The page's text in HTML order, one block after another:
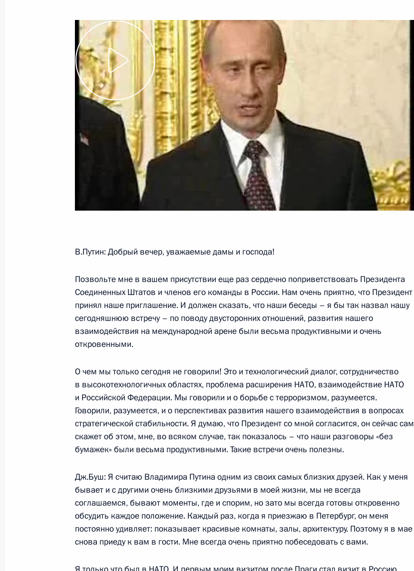
Показать следующие материалы
28 ноября 2002 года, четверг
Вступительное слово на встрече с представителями российских
ветеранских организаций
28 ноября 2002 года, 17:20 Москва, Кремль
27 ноября 2002 года, среда
Интервью китайскому информационному агентству Синьхуа
и Центральному телевидению КНР «Си-Си-Ти-Ви»
по вопросам обеспечения национальной безопасности
на Дальнем Востоке
27 ноября 2002 года, 00:03 Москва, Кремль
Александром Лукашенко
27 ноября 2002 года, 00:02 Москва, резиденция «Волынское»
Начало встречи с Президентом Белоруссии Александром
Лукашенко
26 ноября 2002 года, вторник
Начало встречи с Королем Иордании Абдаллой II
26 ноября 2002 года, 00:02 Москва, Кремль
В.Путин: Добрый вечер, уважаемые дамы и господа!
Позвольте мне в вашем присутствии еще раз сердечно поприветствовать Президента
Соединенных Штатов и членов его команды в России. Нам очень приятно, что Президент
принял наше приглашение. И должен сказать, что наши беседы – я бы так назвал нашу
сегодняшнюю встречу – по поводу двусторонних отношений, развития нашего
взаимодействия на международной арене были весьма продуктивными и очень
откровенными.
О чем мы только сегодня не говорили! Это и технологический диалог, сотрудничество
в высокотехнологичных областях, проблема расширения НАТО, взаимодействие НАТО
и Российской Федерации. Мы говорили и о борьбе с терроризмом, разумеется.
Говорили, разумеется, и о перспективах развития нашего взаимодействия в вопросах
стратегической стабильности. Я думаю, что Президент со мной согласится, он сейчас сам
скажет об этом, мне, во всяком случае, так показалось – что наши разговоры «без
бумажек» были весьма продуктивными. Такие встречи очень полезны.
Дж.Буш: Я считаю Владимира Путина одним из своих самых близких друзей. Как у меня
бывает и с другими очень близкими друзьями в моей жизни, мы не всегда
соглашаемся, бывают моменты, где и спорим, но зато мы всегда готовы откровенно
обсудить каждое положение. Каждый раз, когда я приезжаю в Петербург, он меня
постоянно удивляет: показывает красивые комнаты, залы, архитектуру. Поэтому я в мае
снова приеду к вам в гости. Мне всегда очень приятно побеседовать с вами.